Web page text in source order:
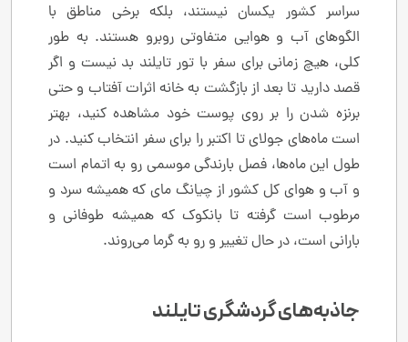
سراسر کشور یکسان نیستند، بلکه برخی مناطق با
الگوهای آب و هوایی متفاوتی روبرو هستند. به طور
کلی، هیچ زمانی برای سفر با تور تایلند بد نیست و اگر
قصد دارید تا بعد از بازگشت به خانه اثرات آفتاب و حتی
برنزه شدن را بر روی پوست خود مشاهده کنید، بهتر
است ماه‌های جولای تا اکتبر را برای سفر انتخاب کنید. در
طول این ماه‌ها، فصل بارندگی موسمی رو به اتمام است
و آب و هوای کل کشور از چیانگ مای که همیشه سرد و
مرطوب است گرفته تا بانکوک که همیشه طوفانی و
بارانی است، در حال تغییر و رو به گرما می‌روند.
جاذبه‌های گردشگری تایلند